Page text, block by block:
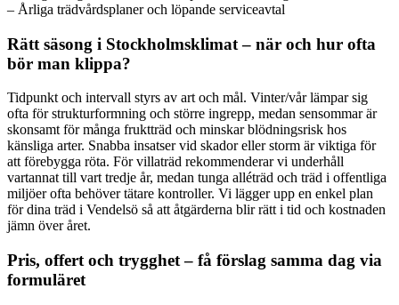
– Årliga trädvårdsplaner och löpande serviceavtal
Rätt säsong i Stockholmsklimat – när och hur ofta
bör man klippa?
Tidpunkt och intervall styrs av art och mål. Vinter/vår lämpar sig
ofta för strukturformning och större ingrepp, medan sensommar är
skonsamt för många fruktträd och minskar blödningsrisk hos
känsliga arter. Snabba insatser vid skador eller storm är viktiga för
att förebygga röta. För villaträd rekommenderar vi underhåll
vartannat till vart tredje år, medan tunga alléträd och träd i offentliga
miljöer ofta behöver tätare kontroller. Vi lägger upp en enkel plan
för dina träd i Vendelsö så att åtgärderna blir rätt i tid och kostnaden
jämn över året.
Pris, offert och trygghet – få förslag samma dag via
formuläret